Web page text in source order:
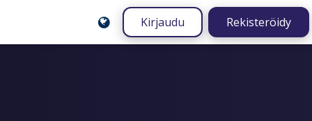
Kirjaudu Rekisteröidy